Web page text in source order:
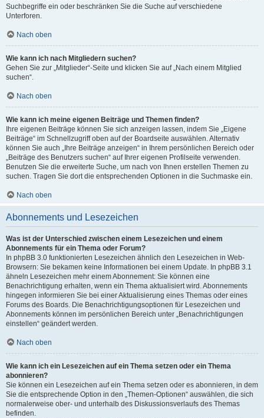
Suchbegriffe ein oder beschränken Sie die Suche auf verschiedene
Unterforen.
Nach oben
Wie kann ich nach Mitgliedern suchen?
Gehen Sie zur „Mitglieder“-Seite und klicken Sie auf „Nach einem Mitglied
suchen“.
Nach oben
Wie kann ich meine eigenen Beiträge und Themen finden?
Ihre eigenen Beiträge können Sie sich anzeigen lassen, indem Sie „Eigene
Beiträge“ im Schnellzugriff oben auf der Boardseite auswählen. Alternativ
können Sie auch „Ihre Beiträge anzeigen“ in Ihrem persönlichen Bereich oder
„Beiträge des Benutzers suchen“ auf Ihrer eigenen Profilseite verwenden.
Benutzen Sie die erweiterte Suche, um nach von Ihnen erstellen Themen zu
suchen. Tragen Sie dort die entsprechenden Optionen in die Suchmaske ein.
Nach oben
Abonnements und Lesezeichen
Was ist der Unterschied zwischen einem Lesezeichen und einem
Abonnements für ein Thema oder Forum?
In phpBB 3.0 funktionierten Lesezeichen ähnlich den Lesezeichen in Web-
Browsern: Sie bekamen keine Informationen bei einem Update. In phpBB 3.1
ähneln Lesezeichen mehr einem Abonnement: Sie können eine
Benachrichtigung erhalten, wenn ein Thema aktualisiert wird. Abonnements
hingegen informieren Sie bei einer Aktualisierung eines Themas oder eines
Forums des Boards. Die Benachrichtigungsoptionen für Lesezeichen und
Abonnements können im persönlichen Bereich unter „Benachrichtigungen
einstellen“ geändert werden.
Nach oben
Wie kann ich ein Lesezeichen auf ein Thema setzen oder ein Thema
abonnieren?
Sie können ein Lesezeichen auf ein Thema setzen oder es abonnieren, in dem
Sie die entsprechende Option in den „Themen-Optionen“ auswählen, die sich
normalerweise ober- und unterhalb des Diskussionsverlaufs des Themas
befinden.